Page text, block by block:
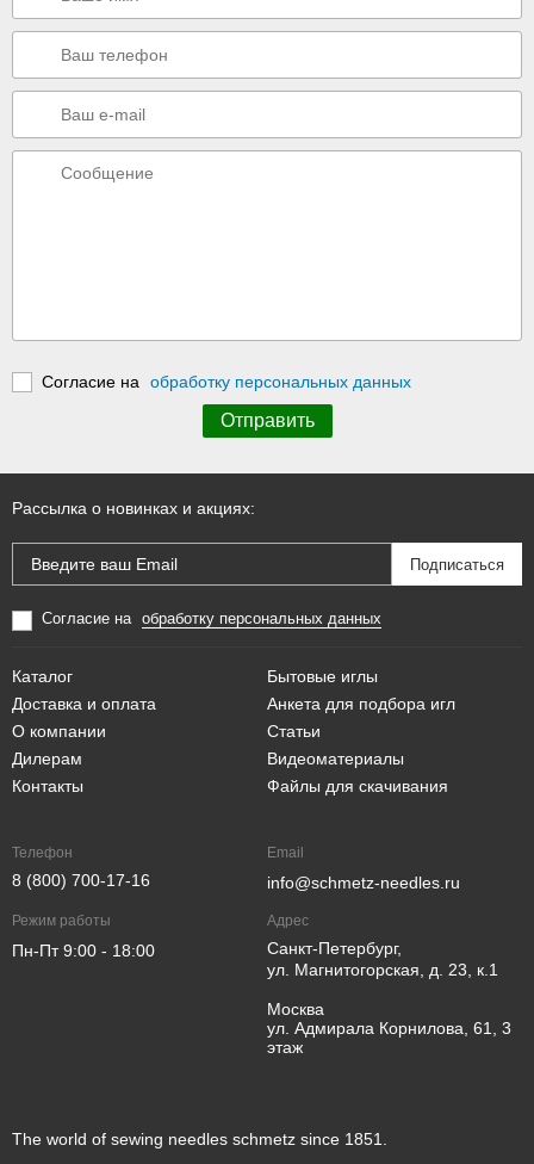
Согласие на обработку персональных данных
The world of sewing needles schmetz since 1851.
Рассылка о новинках и акциях:
Согласие на обработку персональных данных
Каталог
Доставка и оплата
О компании
Дилерам
Контакты
Бытовые иглы
Анкета для подбора игл
Статьи
Видеоматериалы
Файлы для скачивания
Телефон
8 (800) 700-17-16
Email
info@schmetz-needles.ru
Режим работы
Пн-Пт 9:00 - 18:00
Адрес
Санкт-Петербург,
ул. Магнитогорская, д. 23, к.1
Москва
ул. Адмирала Корнилова, 61, 3
этаж